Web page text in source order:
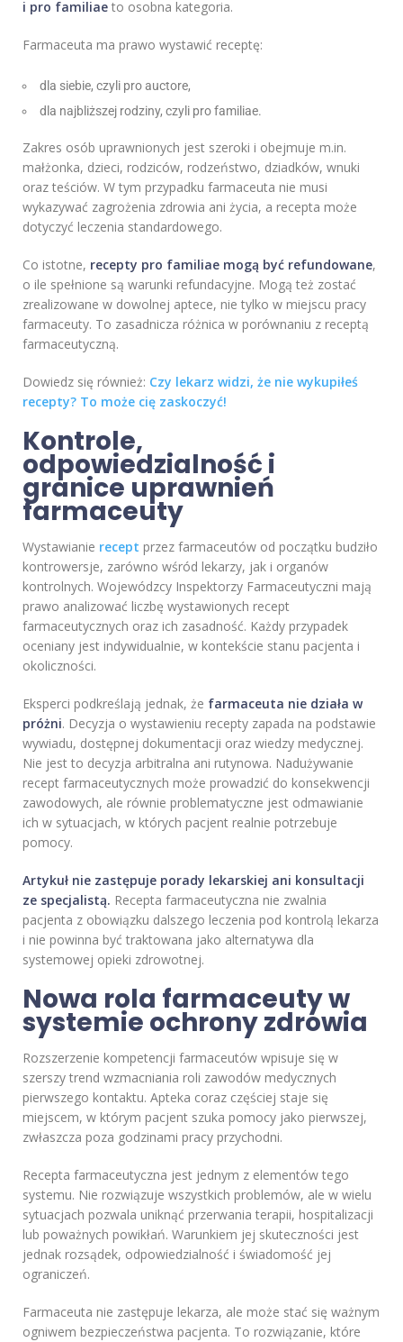
i pro familiae to osobna kategoria.
Farmaceuta ma prawo wystawić receptę:
dla siebie, czyli pro auctore,
dla najbliższej rodziny, czyli pro familiae.
Zakres osób uprawnionych jest szeroki i obejmuje m.in.
małżonka, dzieci, rodziców, rodzeństwo, dziadków, wnuki
oraz teściów. W tym przypadku farmaceuta nie musi
wykazywać zagrożenia zdrowia ani życia, a recepta może
dotyczyć leczenia standardowego.
Co istotne, recepty pro familiae mogą być refundowane,
o ile spełnione są warunki refundacyjne. Mogą też zostać
zrealizowane w dowolnej aptece, nie tylko w miejscu pracy
farmaceuty. To zasadnicza różnica w porównaniu z receptą
farmaceutyczną.
Dowiedz się również: Czy lekarz widzi, że nie wykupiłeś
recepty? To może cię zaskoczyć!
Kontrole,
odpowiedzialność i
granice uprawnień
farmaceuty
Wystawianie recept przez farmaceutów od początku budziło
kontrowersje, zarówno wśród lekarzy, jak i organów
kontrolnych. Wojewódzcy Inspektorzy Farmaceutyczni mają
prawo analizować liczbę wystawionych recept
farmaceutycznych oraz ich zasadność. Każdy przypadek
oceniany jest indywidualnie, w kontekście stanu pacjenta i
okoliczności.
Eksperci podkreślają jednak, że farmaceuta nie działa w
próżni. Decyzja o wystawieniu recepty zapada na podstawie
wywiadu, dostępnej dokumentacji oraz wiedzy medycznej.
Nie jest to decyzja arbitralna ani rutynowa. Nadużywanie
recept farmaceutycznych może prowadzić do konsekwencji
zawodowych, ale równie problematyczne jest odmawianie
ich w sytuacjach, w których pacjent realnie potrzebuje
pomocy.
Artykuł nie zastępuje porady lekarskiej ani konsultacji
ze specjalistą. Recepta farmaceutyczna nie zwalnia
pacjenta z obowiązku dalszego leczenia pod kontrolą lekarza
i nie powinna być traktowana jako alternatywa dla
systemowej opieki zdrowotnej.
Nowa rola farmaceuty w
systemie ochrony zdrowia
Rozszerzenie kompetencji farmaceutów wpisuje się w
szerszy trend wzmacniania roli zawodów medycznych
pierwszego kontaktu. Apteka coraz częściej staje się
miejscem, w którym pacjent szuka pomocy jako pierwszej,
zwłaszcza poza godzinami pracy przychodni.
Recepta farmaceutyczna jest jednym z elementów tego
systemu. Nie rozwiązuje wszystkich problemów, ale w wielu
sytuacjach pozwala uniknąć przerwania terapii, hospitalizacji
lub poważnych powikłań. Warunkiem jej skuteczności jest
jednak rozsądek, odpowiedzialność i świadomość jej
ograniczeń.
Farmaceuta nie zastępuje lekarza, ale może stać się ważnym
ogniwem bezpieczeństwa pacjenta. To rozwiązanie, które